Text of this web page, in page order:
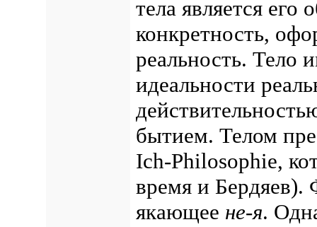
тела является его
конкретность,
реальность. Тело
идеальности
бытием. Телом
Ich-Philosophie,
время и Бердяев).
якающее не-я.